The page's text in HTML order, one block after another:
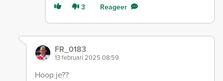
3 Reageer
FR_0183
13 februari 2025 08:59
Hoop je??